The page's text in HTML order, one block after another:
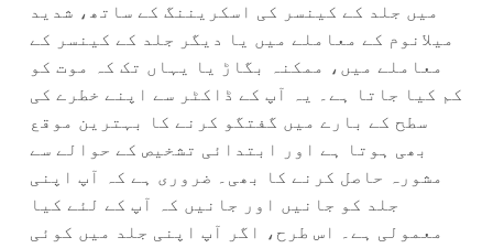
میں جلد کے کینسر کی اسکریننگ کے ساتھ، شدید
میلانوم کے معاملے میں یا دیگر جلد کے کینسر کے
معاملے میں، ممکنہ بگاڑ یا یہاں تک کہ موت کو
کم کیا جاتا ہے۔ یہ آپ کے ڈاکٹر سے اپنے خطرے کی
سطح کے بارے میں گفتگو کرنے کا بہترین موقع
بھی ہوتا ہے اور ابتدائی تشخیص کے حوالے سے
مشورہ حاصل کرنے کا بھی۔ ضروری ہے کہ آپ اپنی
جلد کو جانیں اور جانیں کہ آپ کے لئے کیا
معمولی ہے۔ اس طرح، اگر آپ اپنی جلد میں کوئی